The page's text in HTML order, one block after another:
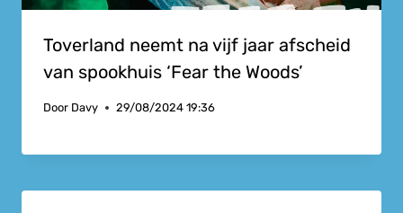
Toverland neemt na vijf jaar afscheid
van spookhuis ‘Fear the Woods’
Door Davy 29/08/2024 19:36